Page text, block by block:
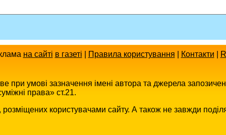
на сайті в газеті Правила користування Контакти
при умові зазначення імені автора та джерела
права» ст.21.
розміщених користувачами сайту. А також не завжди